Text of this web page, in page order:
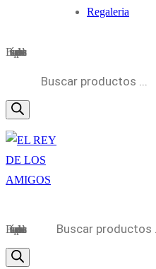
Regaleria
Búsqueda de productos
Búsqueda de productos